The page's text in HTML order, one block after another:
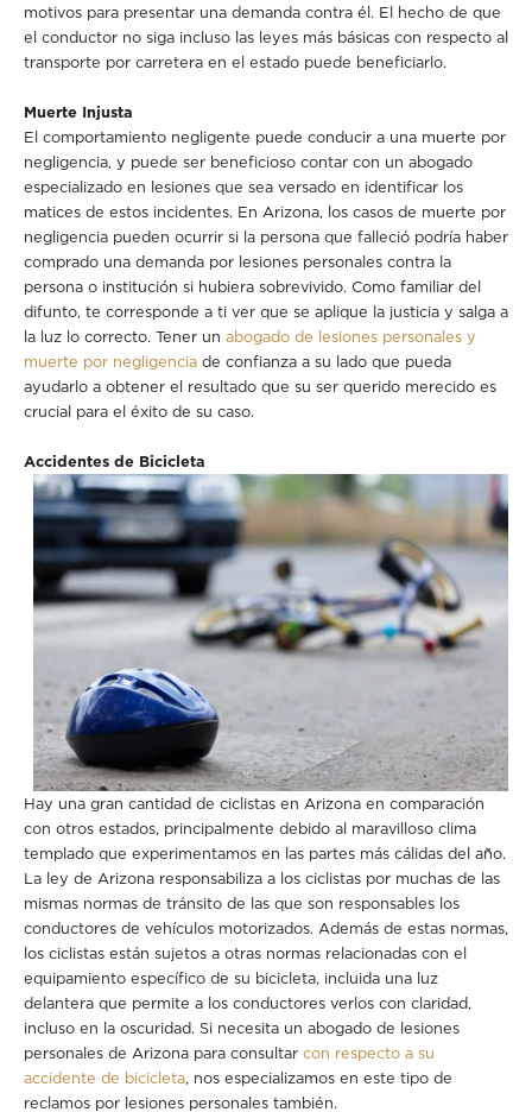
motivos para presentar una demanda contra él. El hecho de que
el conductor no siga incluso las leyes más básicas con respecto al
transporte por carretera en el estado puede beneficiarlo.
Muerte Injusta
El comportamiento negligente puede conducir a una muerte por
negligencia, y puede ser beneficioso contar con un abogado
especializado en lesiones que sea versado en identificar los
matices de estos incidentes. En Arizona, los casos de muerte por
negligencia pueden ocurrir si la persona que falleció podría haber
comprado una demanda por lesiones personales contra la
persona o institución si hubiera sobrevivido. Como familiar del
difunto, te corresponde a ti ver que se aplique la justicia y salga a
la luz lo correcto. Tener un abogado de lesiones personales y
muerte por negligencia de confianza a su lado que pueda
ayudarlo a obtener el resultado que su ser querido merecido es
crucial para el éxito de su caso.
Accidentes de Bicicleta
Hay una gran cantidad de ciclistas en Arizona en comparación
con otros estados, principalmente debido al maravilloso clima
templado que experimentamos en las partes más cálidas del año.
La ley de Arizona responsabiliza a los ciclistas por muchas de las
mismas normas de tránsito de las que son responsables los
conductores de vehículos motorizados. Además de estas normas,
los ciclistas están sujetos a otras normas relacionadas con el
equipamiento específico de su bicicleta, incluida una luz
delantera que permite a los conductores verlos con claridad,
incluso en la oscuridad. Si necesita un abogado de lesiones
personales de Arizona para consultar con respecto a su
accidente de bicicleta, nos especializamos en este tipo de
reclamos por lesiones personales también.